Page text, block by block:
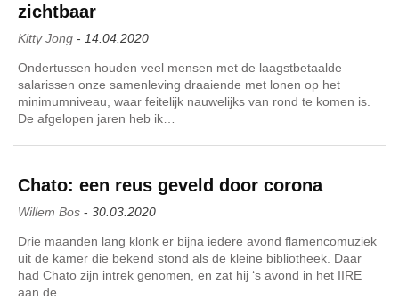
zichtbaar
Kitty Jong - 14.04.2020
Ondertussen houden veel mensen met de laagstbetaalde
salarissen onze samenleving draaiende met lonen op het
minimumniveau, waar feitelijk nauwelijks van rond te komen is.
De afgelopen jaren heb ik…
Chato: een reus geveld door corona
Willem Bos - 30.03.2020
Drie maanden lang klonk er bijna iedere avond flamencomuziek
uit de kamer die bekend stond als de kleine bibliotheek. Daar
had Chato zijn intrek genomen, en zat hij ‘s avond in het IIRE
aan de…